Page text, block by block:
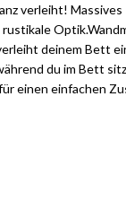
verleiht!
deinem Bett
du im Bett
einen einfachen